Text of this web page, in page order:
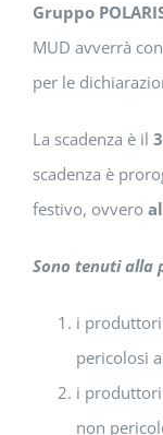
Gruppo
MUD avverrà
per le
La scadenza è il
scadenza è
festivo, ovvero
Sono tenuti alla
i
pericolosi
i
non